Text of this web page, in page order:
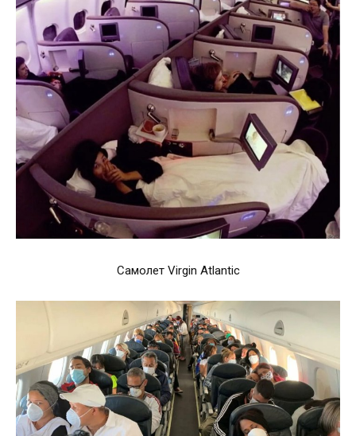
Самолет Virgin Atlantic